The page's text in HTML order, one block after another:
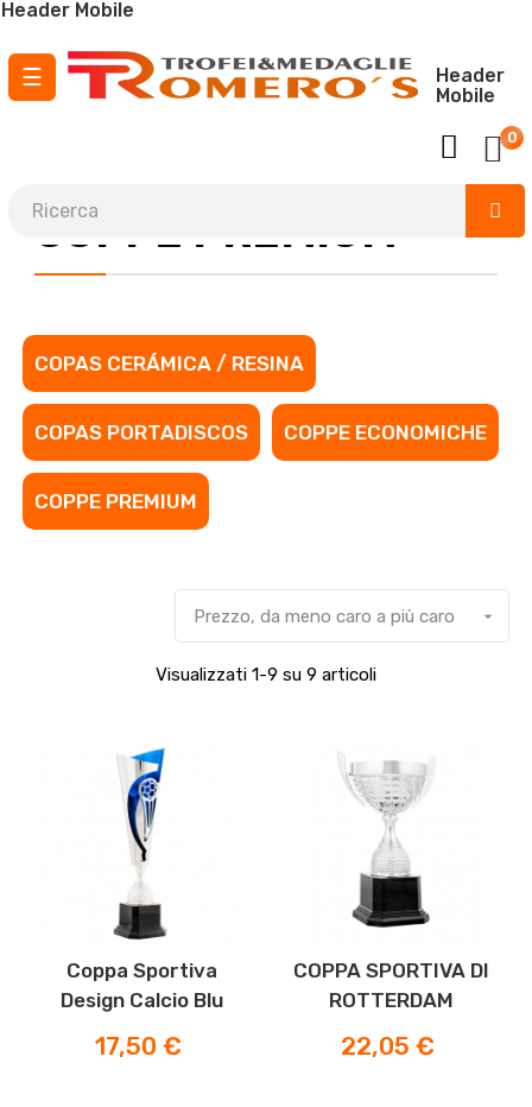
Header Mobile
navigazione
Toggle
☰
0
Header
Mobile
COPPE PREMIUM
COPAS CERÁMICA / RESINA
COPAS PORTADISCOS COPPE ECONOMICHE
COPPE PREMIUM
Prezzo, da meno caro a più caro 
Visualizzati 1-9 su 9 articoli
Coppa Sportiva
Design Calcio Blu
Prezzo
17,50 €
COPPA SPORTIVA DI
ROTTERDAM
Prezzo
22,05 €